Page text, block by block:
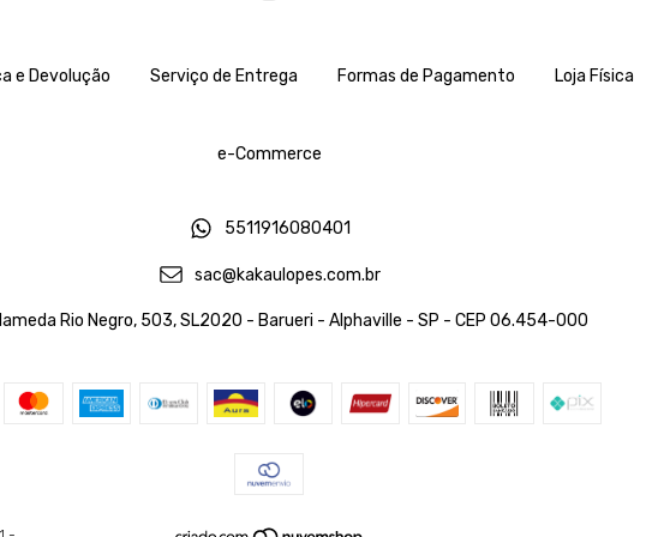
e Devolução Serviço de Entrega Formas de Pagamento Loja Física
e-Commerce
5511916080401
sac@kakaulopes.com.br
Rio Negro, 503, SL2020 - Barueri - Alphaville - SP - CEP 06.454-000